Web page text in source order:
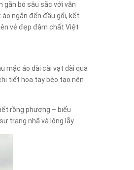
bó sâu sắc với văn
ngắn đến đầu gối, kết
vẻ đẹp đậm chất Việt
mặc áo dài cài vạt dài qua
tiết hoa tay bèo tạo nên
rồng phượng – biểu
trang nhã và lộng lẫy.